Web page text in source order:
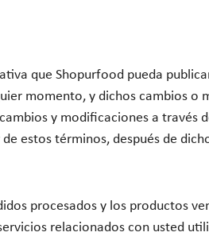
que Shopurfood pueda
momento, y dichos cambios o
y modificaciones a través
estos términos, después de
procesados y los productos
relacionados con usted